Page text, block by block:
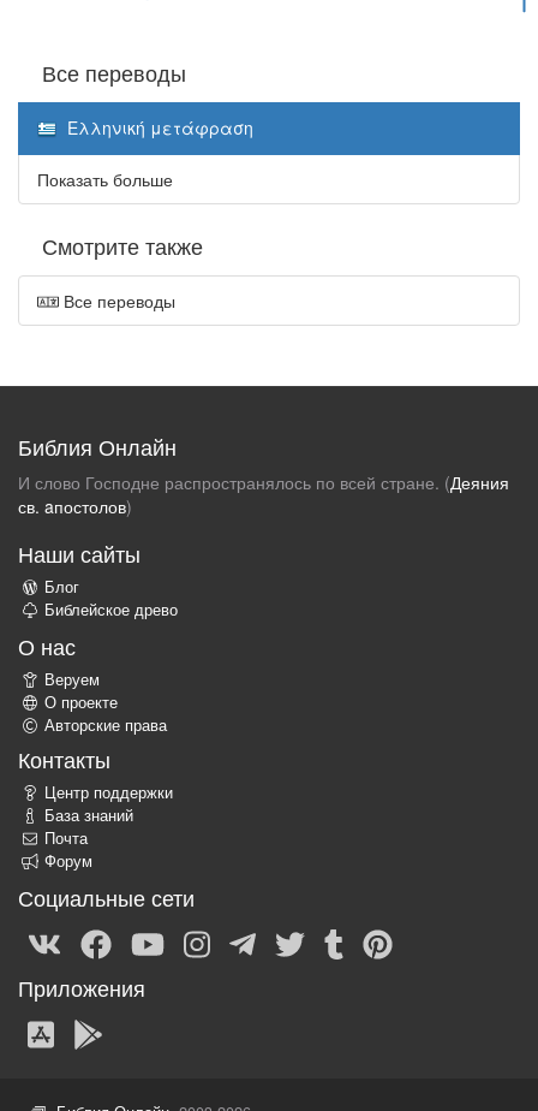
Все переводы
Ελληνική μετάφραση
Показать больше
Смотрите также
Все переводы
Библия Онлайн
И слово Господне распространялось по всей стране. (Деяния
св. aпостолов)
Наши сайты
Блог
Библейское древо
О нас
Веруем
О проекте
Авторские права
Контакты
Центр поддержки
База знаний
Почта
Форум
Социальные сети
Приложения